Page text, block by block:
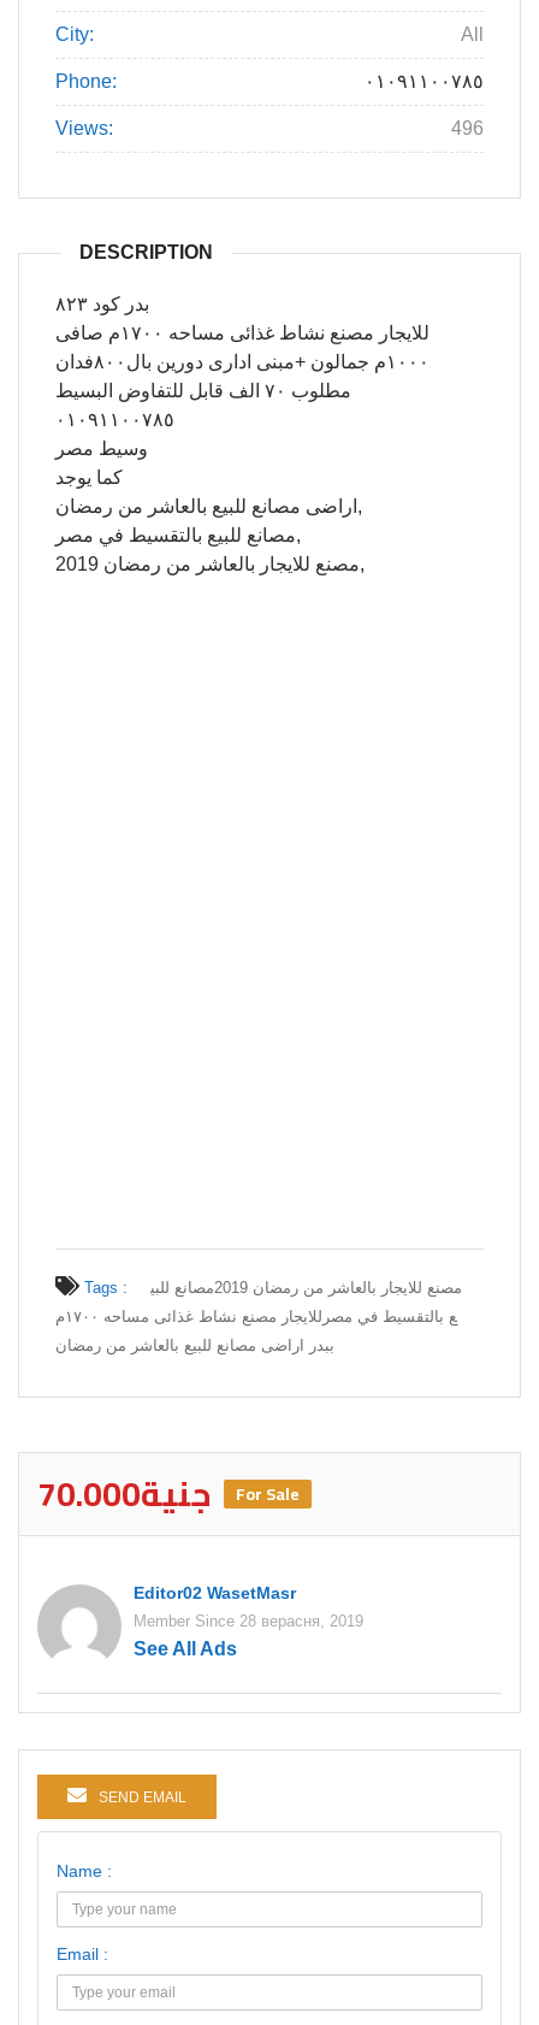
City: All
Phone: ٠١٠٩١١٠٠٧٨٥
Views: 496
DESCRIPTION
بدر كود ٨٢٣
للايجار مصنع نشاط غذائى مساحه ١٧٠٠م صافى
١٠٠٠م جمالون +مبنى ادارى دورين بال٨٠٠فدان
مطلوب ٧٠ الف قابل للتفاوض البسيط
٠١٠٩١١٠٠٧٨٥
وسيط مصر
كما يوجد
اراضى مصانع للبيع بالعاشر من رمضان,
مصانع للبيع بالتقسيط في مصر,
مصنع للايجار بالعاشر من رمضان 2019,
Tags : مصنع للايجار بالعاشر من رمضان 2019
مصانع للبي
ع بالتقسيط في مصر
للايجار مصنع نشاط غذائى مساحه ١٧٠٠م
ببدر اراضى مصانع للبيع بالعاشر من رمضان
70.000جنية For Sale
Editor02 WasetMasr
Member Since 28 верасня, 2019
See All Ads
SEND EMAIL
Name :
Email :